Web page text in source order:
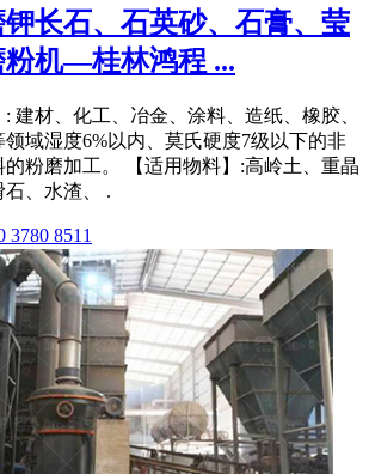
长石、石英砂、石膏、莹
粉机—桂林鸿程 ...
: 建材、化工、冶金、涂料、造纸、橡胶、
领域湿度6%以内、莫氏硬度7级以下的非
粉磨加工。 【适用物料】:高岭土、重晶
、水渣、 .
3780 8511